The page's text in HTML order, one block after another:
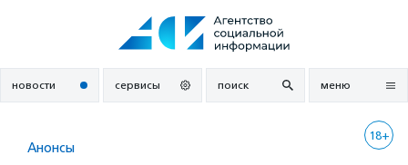
новости сервисы поиск меню
18+
Анонсы